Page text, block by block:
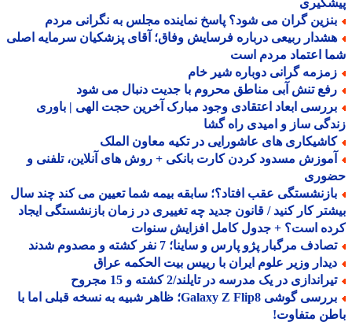
گران می شود؟ پاسخ نماینده مجلس به نگرانی مردم
ربیعی درباره فرسایش وفاق؛ آقای پزشکیان سرمایه اصلی
اعتماد مردم است
گرانی دوباره شیر خام
تنش آبی مناطق محروم با جدیت دنبال می شود
ابعاد اعتقادی وجود مبارک آخرین حجت الهی | باوری
ساز و امیدی راه گشا
های عاشورایی در تکیه معاون الملک
مسدود کردن کارت بانکی + روش های آنلاین، تلفنی و
عقب افتاد؟؛ سابقه بیمه شما تعیین می کند چند سال
کار کنید / قانون جدید چه تغییری در زمان بازنشستگی ایجاد
است؟ + جدول کامل افزایش سنوات
مرگبار پژو پارس و ساینا؛ 7 نفر کشته و مصدوم شدند
وزیر علوم ایران با رییس بیت الحکمه عراق
در یک مدرسه در تایلند/2 کشته و 15 مجروح
بررسی گوشی Galaxy Z Flip8؛ ظاهر شبیه به نسخه قبلی اما با
متفاوت!